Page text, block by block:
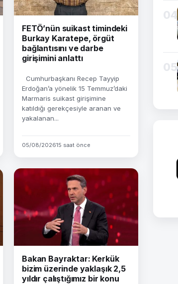
FETÖ’nün suikast timindeki
Burkay Karatepe, örgüt
bağlantısını ve darbe
girişimini anlattı
Cumhurbaşkanı Recep Tayyip
Erdoğan’a yönelik 15 Temmuz’daki
Marmaris suikast girişimine
katıldığı gerekçesiyle aranan ve
yakalanan...
05/08/202615 saat önce
Bakan Bayraktar: Kerkük
bizim üzerinde yaklaşık 2,5
yıldır çalıştığımız bir konu
04
05